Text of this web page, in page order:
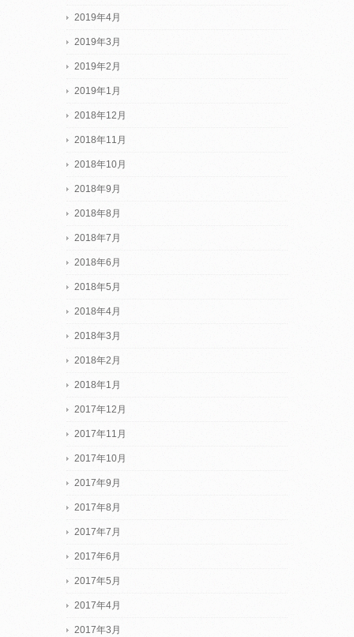
2019年4月
2019年3月
2019年2月
2019年1月
2018年12月
2018年11月
2018年10月
2018年9月
2018年8月
2018年7月
2018年6月
2018年5月
2018年4月
2018年3月
2018年2月
2018年1月
2017年12月
2017年11月
2017年10月
2017年9月
2017年8月
2017年7月
2017年6月
2017年5月
2017年4月
2017年3月